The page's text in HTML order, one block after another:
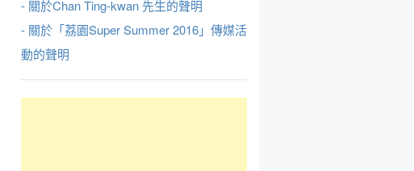
- 關於Chan Ting-kwan 先生的聲明
- 關於「荔園Super Summer 2016」傳媒活
動的聲明